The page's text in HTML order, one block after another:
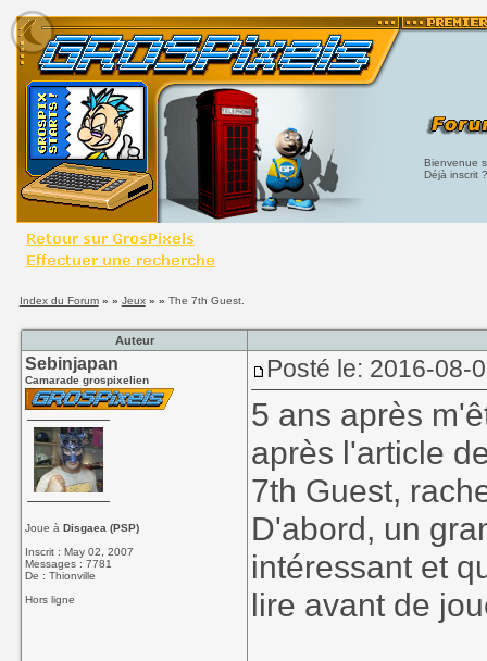
Bienvenue
Déjà inscrit
Index du Forum» » Jeux» » The 7th Guest.
Auteur
Sebinjapan
Camarade grospixelien
Joue àDisgaea (PSP)
Inscrit : May 02, 2007
Messages : 7781
De : Thionville
Hors ligne
Posté le: 2016-08-
5 ans après
après l'article
7th Guest,
D'abord, un
intéressant et
lire avant de